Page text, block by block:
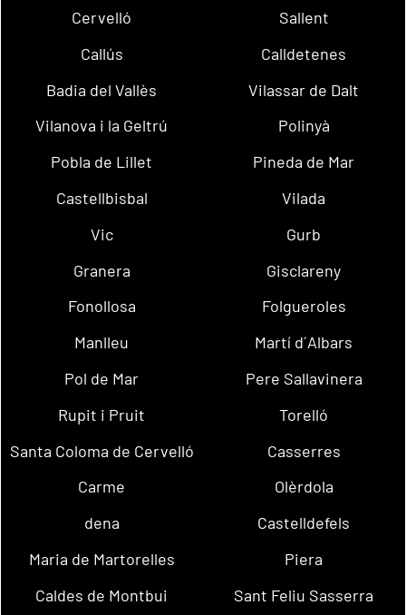
Cervelló
Sallent
Callús
Calldetenes
Badia del Vallès
Vilassar de Dalt
Vilanova i la Geltrú
Polinyà
Pobla de Lillet
Pineda de Mar
Castellbisbal
Vilada
Vic
Gurb
Granera
Gisclareny
Fonollosa
Folgueroles
Manlleu
Martí d´Albars
Pol de Mar
Pere Sallavinera
Rupit i Pruit
Torelló
Santa Coloma de Cervelló
Casserres
Carme
Olèrdola
dena
Castelldefels
Maria de Martorelles
Piera
Caldes de Montbui
Sant Feliu Sasserra